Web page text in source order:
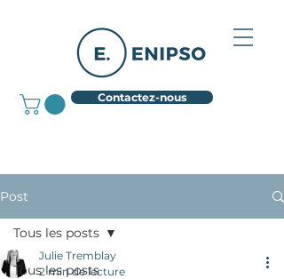
Contactez-nous
Post
Tous les posts
Tous les posts
Julie Tremblay
2 min de lecture